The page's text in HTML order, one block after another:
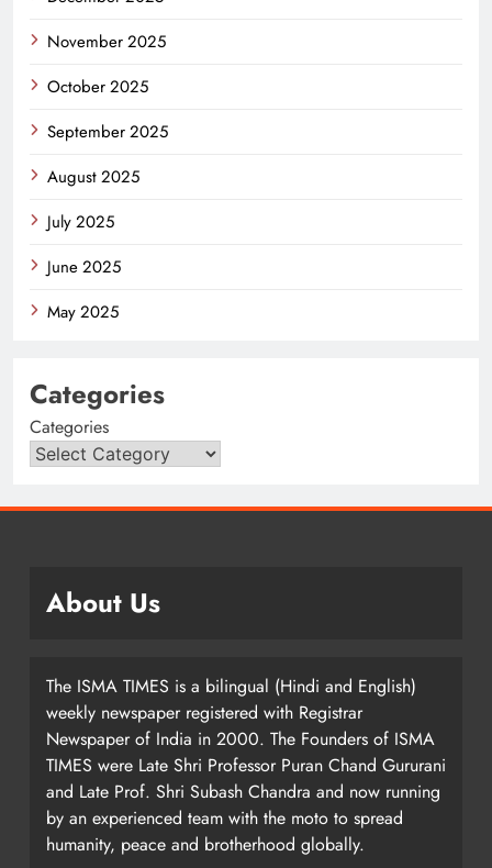
November 2025
October 2025
September 2025
August 2025
July 2025
June 2025
May 2025
Categories
Categories
About Us
The ISMA TIMES is a bilingual (Hindi and English)
weekly newspaper registered with Registrar
Newspaper of India in 2000. The Founders of ISMA
TIMES were Late Shri Professor Puran Chand Gururani
and Late Prof. Shri Subash Chandra and now running
by an experienced team with the moto to spread
humanity, peace and brotherhood globally.